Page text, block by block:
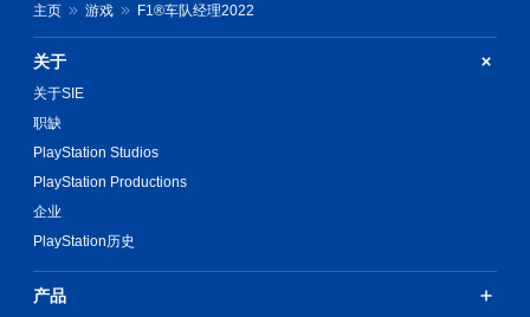
主页 游戏 F1®车队经理2022
关于
关于SIE
职缺
PlayStation Studios
PlayStation Productions
企业
PlayStation历史
产品